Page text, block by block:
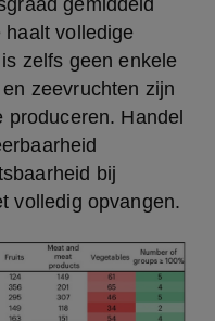
gemiddeld
haalt volledige
zelfs geen enkele
zeevruchten zijn
Handel
bij
volledig opvangen.